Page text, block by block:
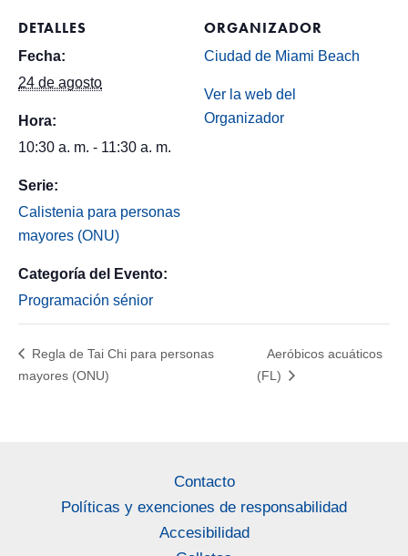
DETALLES
Fecha:
24 de agosto
Hora:
10:30 a. m. - 11:30 a. m.
Serie:
Calistenia para personas
mayores (ONU)
Categoría del Evento:
Programación sénior
ORGANIZADOR
Ciudad de Miami Beach
Ver la web del
Organizador
Regla de Tai Chi para personas
mayores (ONU)
Aeróbicos acuáticos
(FL)
Contacto
Políticas y exenciones de responsabilidad
Accesibilidad